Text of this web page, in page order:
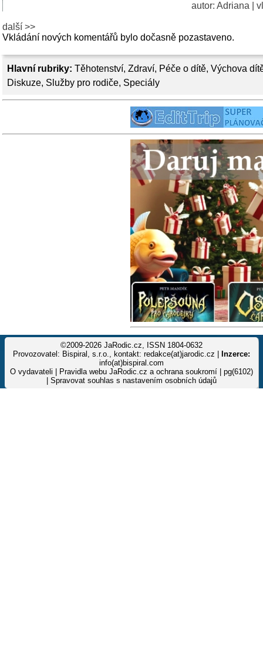
Hlavní rubriky: Těhotenství, Zdraví, Péče o dítě, Výchova
Diskuze, Služby pro rodiče, Speciály
autor: Adriana |
další >>
Vkládání nových komentářů bylo dočasně pozastaveno.
©2009-2026 JaRodic.cz, ISSN 1804-0632
Provozovatel: Bispiral, s.r.o., kontakt: redakce(at)jarodic.cz |
Inzerce:
info(at)bispiral.com
O vydavateli
Pravidla webu JaRodic.cz a ochrana soukromí | pg(6102)
Spravovat souhlas s nastavením osobních údajů